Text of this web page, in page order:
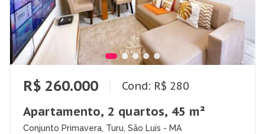
R$ 260.000 Cond: R$ 280
Apartamento, 2 quartos, 45 m²
Conjunto Primavera, Turu, São Luís - MA